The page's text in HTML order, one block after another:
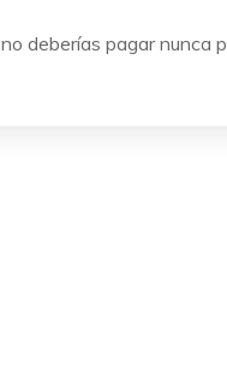
deberías pagar nunca